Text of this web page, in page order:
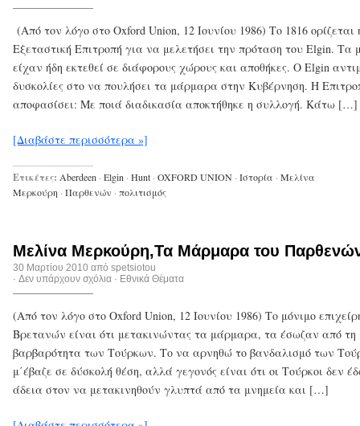
(Από τον λόγο στο Oxford Union, 12 Ιουνίου 1986) Το 1816 ορίζεται
Εξεταστική Επιτροπή για να μελετήσει την πρόταση του Elgin. Τα
είχαν ήδη εκτεθεί σε διάφορους χώρους και αποθήκες. Ο Elgin
δυσκολίες στο να πουλήσει τα μάρμαρα στην Κυβέρνηση. Η
αποφασίσει: Με ποιά διαδικασία αποκτήθηκε η συλλογή. Κάτω […]
[Διαβάστε περισσότερα »]
Ετικέτες: Aberdeen · Elgin · Hunt · OXFORD UNION · Ιστορία · Μελίνα
Μερκούρη · Παρθενών · πολιτισμός
Μελίνα Μερκούρη,Τα Μάρμαρα του
30 Μαρτίου 2010 από spetsiotou
· Δεν υπάρχουν σχόλια · Εθνικά Θέματα
(Από τον λόγο στο Oxford Union, 12 Ιουνίου 1986) Το μόνιμο
Βρετανών είναι ότι μετακινώντας τα μάρμαρα, τα έσωζαν από τη
βαρβαρότητα των Τούρκων. Το να αρνηθώ το βανδαλισμό των
μ΄έβαζε σε δύσκολή θέση, αλλά γεγονός είναι ότι οι Τούρκοι δεν
άδεια στον να μετακινηθούν γλυπτά από τα μνημεία και […]